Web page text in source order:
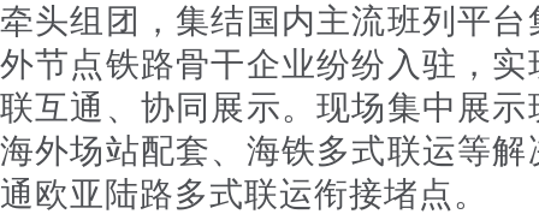
牵头组团，集结国内主流班列平
外节点铁路骨干企业纷纷入驻，
联互通、协同展示。现场集中展
海外场站配套、海铁多式联运等
通欧亚陆路多式联运衔接堵点。